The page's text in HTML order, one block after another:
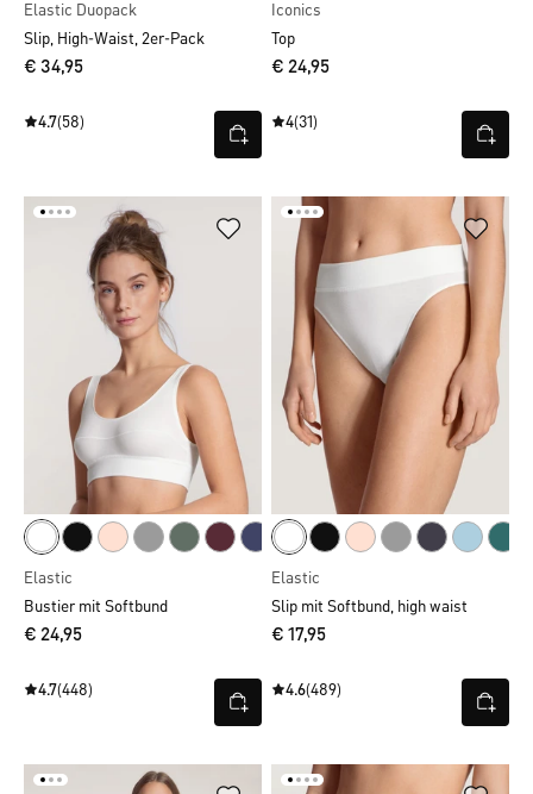
Elastic Duopack
Slip, High-Waist, 2er-Pack
€ 34,95
4.7(58)
Iconics
Top
€ 24,95
4(31)
Elastic
Bustier mit Softbund
€ 24,95
4.7(448)
Elastic
Slip mit Softbund, high waist
€ 17,95
4.6(489)